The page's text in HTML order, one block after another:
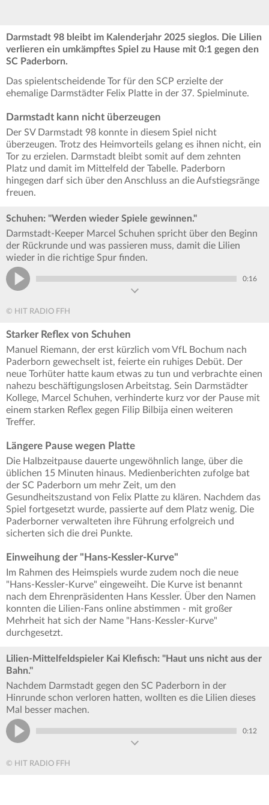
Darmstadt 98 bleibt im Kalenderjahr 2025 sieglos. Die Lilien
verlieren ein umkämpftes Spiel zu Hause mit 0:1 gegen den
SC Paderborn.
Das spielentscheidende Tor für den SCP erzielte der
ehemalige Darmstädter Felix Platte in der 37. Spielminute.
Darmstadt kann nicht überzeugen
Der SV Darmstadt 98 konnte in diesem Spiel nicht
überzeugen. Trotz des Heimvorteils gelang es ihnen nicht, ein
Tor zu erzielen. Darmstadt bleibt somit auf dem zehnten
Platz und damit im Mittelfeld der Tabelle. Paderborn
hingegen darf sich über den Anschluss an die Aufstiegsränge
freuen.
Schuhen: "Werden wieder Spiele gewinnen."
Darmstadt-Keeper Marcel Schuhen spricht über den Beginn
der Rückrunde und was passieren muss, damit die Lilien
wieder in die richtige Spur finden.
0:16
© HIT RADIO FFH
Starker Reflex von Schuhen
Manuel Riemann, der erst kürzlich vom VfL Bochum nach
Paderborn gewechselt ist, feierte ein ruhiges Debüt. Der
neue Torhüter hatte kaum etwas zu tun und verbrachte einen
nahezu beschäftigungslosen Arbeitstag. Sein Darmstädter
Kollege, Marcel Schuhen, verhinderte kurz vor der Pause mit
einem starken Reflex gegen Filip Bilbija einen weiteren
Treffer.
Längere Pause wegen Platte
Die Halbzeitpause dauerte ungewöhnlich lange, über die
üblichen 15 Minuten hinaus. Medienberichten zufolge bat
der SC Paderborn um mehr Zeit, um den
Gesundheitszustand von Felix Platte zu klären. Nachdem das
Spiel fortgesetzt wurde, passierte auf dem Platz wenig. Die
Paderborner verwalteten ihre Führung erfolgreich und
sicherten sich die drei Punkte.
Einweihung der "Hans-Kessler-Kurve"
Im Rahmen des Heimspiels wurde zudem noch die neue
"Hans-Kessler-Kurve" eingeweiht. Die Kurve ist benannt
nach dem Ehrenpräsidenten Hans Kessler. Über den Namen
konnten die Lilien-Fans online abstimmen - mit großer
Mehrheit hat sich der Name "Hans-Kessler-Kurve"
durchgesetzt.
Lilien-Mittelfeldspieler Kai Klefisch: "Haut uns nicht aus der
Bahn."
Nachdem Darmstadt gegen den SC Paderborn in der
Hinrunde schon verloren hatten, wollten es die Lilien dieses
Mal besser machen.
0:12
© HIT RADIO FFH